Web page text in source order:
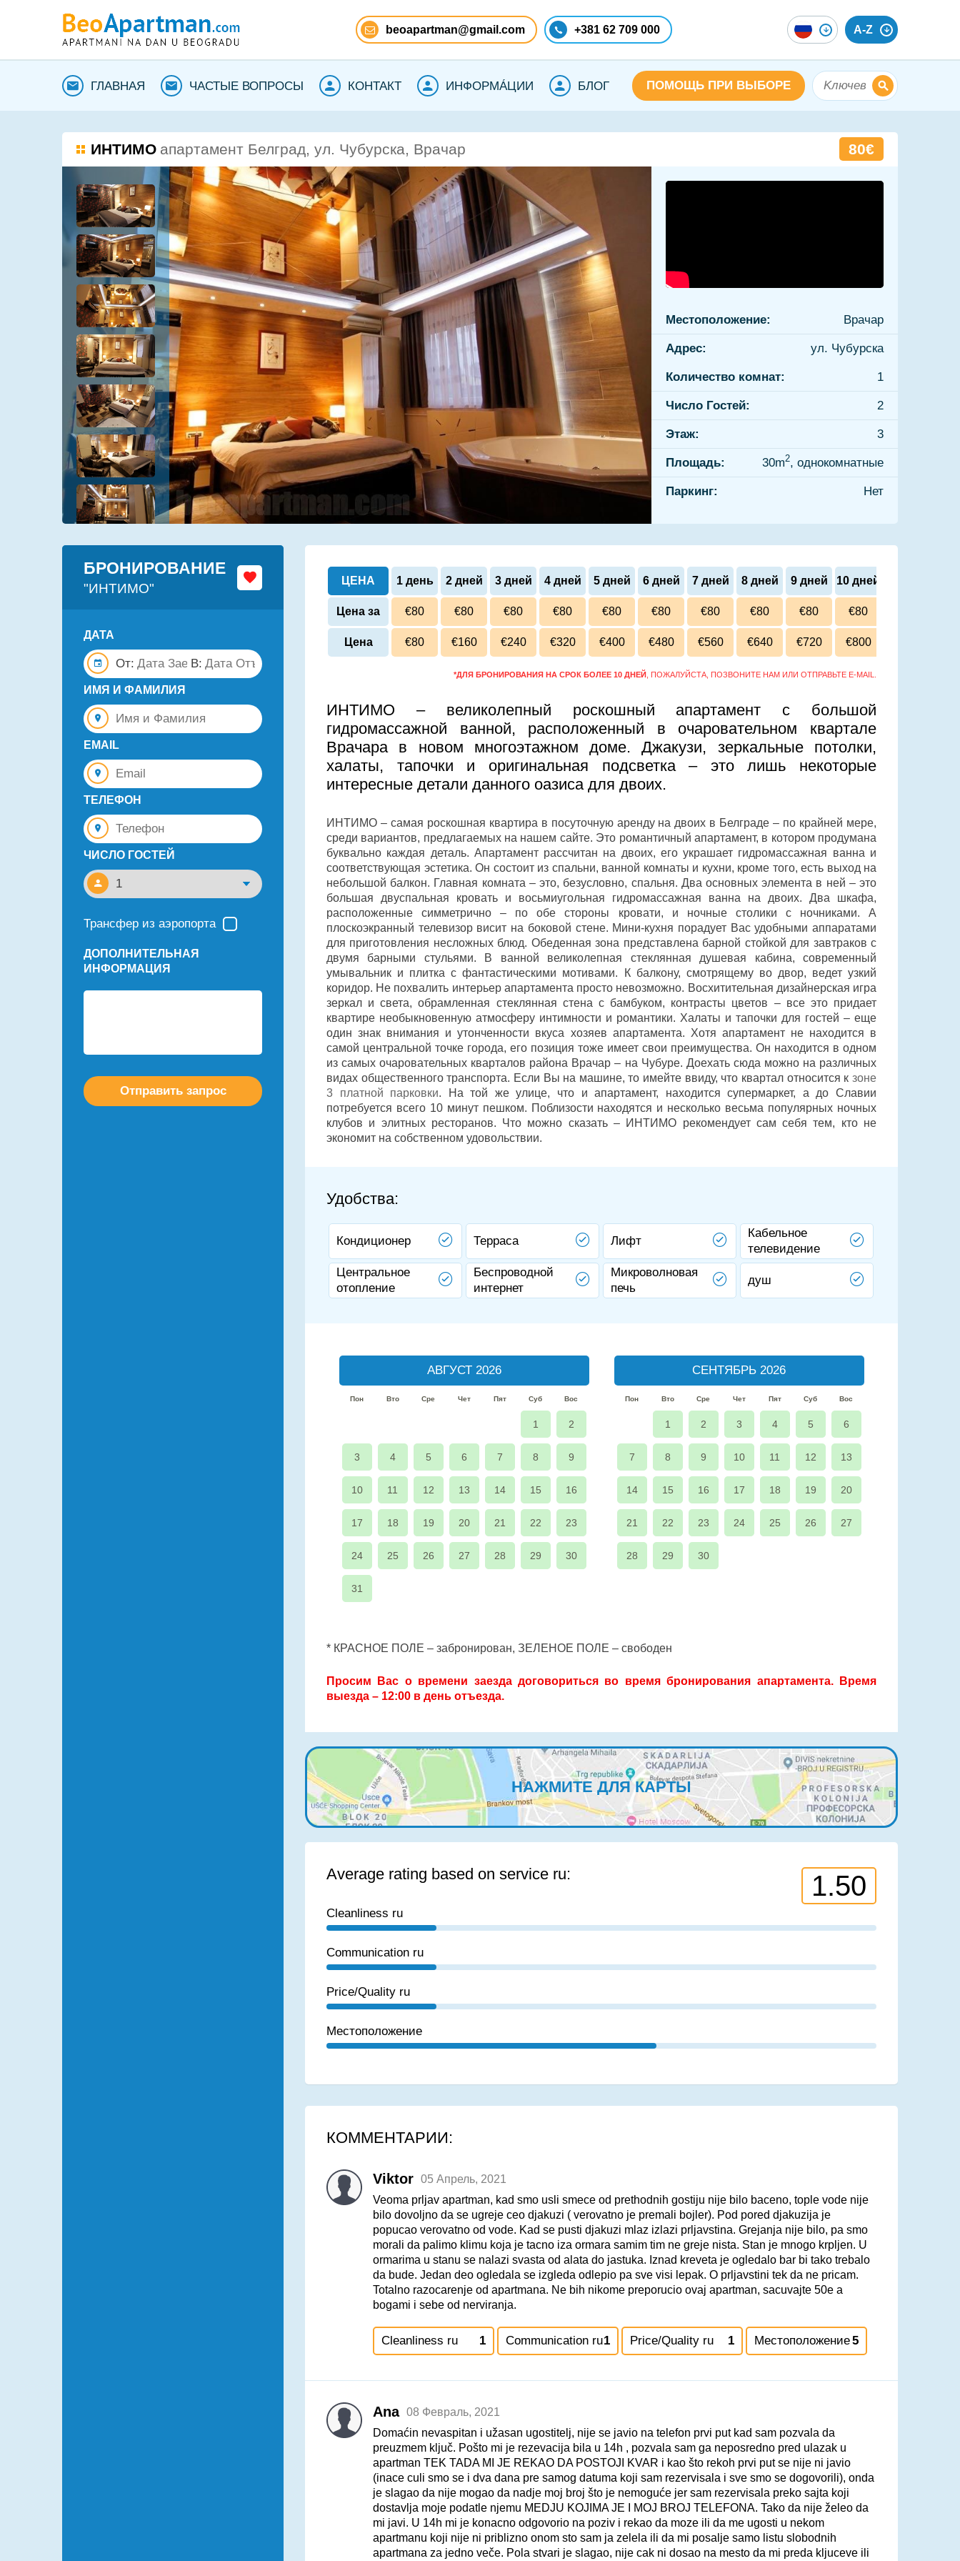
beoapartman@gmail.com +381 62 709 000 A-Z
ГЛАВНАЯ ЧАСТЫЕ ВОПРОСЫ КОНТАКТ ИНФОРМА́ЦИИ БЛОГ ПОМОЩЬ ПРИ ВЫБОРЕ
ИНТИМО апартамент Белград, ул. Чубурска, Врачар 80€
Местоположение: Врачар
Адрес: ул. Чубурска
Количество комнат: 1
Число Гостей: 2
Этаж: 3
Площадь: 30m2, однокомнатные
Паркинг: Нет
БРОНИРОВАНИЕ
"ИНТИМО"
ДАТА
От: В:
ИМЯ И ФАМИЛИЯ
EMAIL
ТЕЛЕФОН
ЧИСЛО ГОСТЕЙ
Трансфер из аэропорта
ДОПОЛНИТЕЛЬНАЯ
ИНФОРМАЦИЯ
ЦЕНА 1 день 2 дней 3 дней 4 дней 5 дней 6 дней 7 дней 8 дней 9 дней 10 дней
Цена за
сутки
€80 €80 €80 €80 €80 €80 €80 €80 €80 €80
Цена €80 €160 €240 €320 €400 €480 €560 €640 €720 €800
*ДЛЯ БРОНИРОВАНИЯ НА СРОК БОЛЕЕ 10 ДНЕЙ , ПОЖАЛУЙСТА, ПОЗВОНИТЕ НАМ ИЛИ ОТПРАВЬТЕ E-MAIL.
ИНТИМО – великолепный роскошный апартамент с большой
гидромассажной ванной, расположенный в очаровательном квартале
Врачара в новом многоэтажном доме. Джакузи, зеркальные потолки,
халаты, тапочки и оригинальная подсветка – это лишь некоторые
интересные детали данного оазиса для двоих.
ИНТИМО – самая роскошная квартира в посуточную аренду на двоих в Белграде – по крайней мере,
среди вариантов, предлагаемых на нашем сайте. Это романтичный апартамент, в котором продумана
буквально каждая деталь. Апартамент рассчитан на двоих, его украшает гидромассажная ванна и
соответствующая эстетика. Он состоит из спальни, ванной комнаты и кухни, кроме того, есть выход на
небольшой балкон. Главная комната – это, безусловно, спальня. Два основных элемента в ней – это
большая двуспальная кровать и восьмиугольная гидромассажная ванна на двоих. Два шкафа,
расположенные симметрично – по обе стороны кровати, и ночные столики с ночниками. А
плоскоэкранный телевизор висит на боковой стене. Мини-кухня порадует Вас удобными аппаратами
для приготовления несложных блюд. Обеденная зона представлена барной стойкой для завтраков с
двумя барными стульями. В ванной великолепная стеклянная душевая кабина, современный
умывальник и плитка с фантастическими мотивами. К балкону, смотрящему во двор, ведет узкий
коридор. Не похвалить интерьер апартамента просто невозможно. Восхитительная дизайнерская игра
зеркал и света, обрамленная стеклянная стена с бамбуком, контрасты цветов – все это придает
квартире необыкновенную атмосферу интимности и романтики. Халаты и тапочки для гостей – еще
один знак внимания и утонченности вкуса хозяев апартамента. Хотя апартамент не находится в
самой центральной точке города, его позиция тоже имеет свои преимущества. Он находится в одном
из самых очаровательных кварталов района Врачар – на Чубуре. Доехать сюда можно на различных
видах общественного транспорта. Если Вы на машине, то имейте ввиду, что квартал относится к зоне
3 платной парковки. На той же улице, что и апартамент, находится супермаркет, а до Славии
потребуется всего 10 минут пешком. Поблизости находятся и несколько весьма популярных ночных
клубов и элитных ресторанов. Что можно сказать – ИНТИМО рекомендует сам себя тем, кто не
экономит на собственном удовольствии.
Удобства:
Кондиционер Терраса Лифт
Кабельное
телевидение
Центральное
отопление
Беспроводной
интернет
Микроволновая
печь
душ
АВГУСТ 2026
Пон Вто Сре Чет Пят Суб Вос
1 2
3 4 5 6 7 8 9
10 11 12 13 14 15 16
17 18 19 20 21 22 23
24 25 26 27 28 29 30
31
СЕНТЯБРЬ 2026
Пон Вто Сре Чет Пят Суб Вос
1 2 3 4 5 6
7 8 9 10 11 12 13
14 15 16 17 18 19 20
21 22 23 24 25 26 27
28 29 30
* КРАСНОЕ ПОЛЕ – забронирован, ЗЕЛЕНОЕ ПОЛЕ – свободен
Просим Вас о времени заезда договориться во время бронирования апартамента. Время
выезда – 12:00 в день отъезда.
НАЖМИТЕ ДЛЯ КАРТЫ
Average rating based on service ru: 1.50
Cleanliness ru
Communication ru
Price/Quality ru
Местоположение
КОММЕНТАРИИ:
Viktor 05 Апрель, 2021
Veoma prljav apartman, kad smo usli smece od prethodnih gostiju nije bilo baceno, tople vode nije
bilo dovoljno da se ugreje ceo djakuzi ( verovatno je premali bojler). Pod pored djakuzija je
popucao verovatno od vode. Kad se pusti djakuzi mlaz izlazi prljavstina. Grejanja nije bilo, pa smo
morali da palimo klimu koja je tacno iza ormara samim tim ne greje nista. Stan je mnogo krpljen. U
ormarima u stanu se nalazi svasta od alata do jastuka. Iznad kreveta je ogledalo bar bi tako trebalo
da bude. Jedan deo ogledala se izgleda odlepio pa sve visi lepak. O prljavstini tek da ne pricam.
Totalno razocarenje od apartmana. Ne bih nikome preporucio ovaj apartman, sacuvajte 50e a
bogami i sebe od nerviranja.
Cleanliness ru 1 Communication ru1 Price/Quality ru 1 Местоположение5
Ana 08 Февраль, 2021
Domaćin nevaspitan i užasan ugostitelj, nije se javio na telefon prvi put kad sam pozvala da
preuzmem ključ. Pošto mi je rezevacija bila u 14h , pozvala sam ga neposredno pred ulazak u
apartman TEK TADA MI JE REKAO DA POSTOJI KVAR i kao što rekoh prvi put se nije ni javio
(inace culi smo se i dva dana pre samog datuma koji sam rezervisala i sve smo se dogovorili), onda
je slagao da nije mogao da nadje moj broj što je nemoguće jer sam rezervisala preko sajta koji
dostavlja moje podatle njemu MEDJU KOJIMA JE I MOJ BROJ TELEFONA. Tako da nije želeo da
mi javi. U 14h mi je konacno odgovorio na poziv i rekao da moze ili da me ugosti u nekom
apartmanu koji nije ni priblizno onom sto sam ja zelela ili da mi posalje samo listu slobodnih
apartmana za jedno veče. Pola stvari je slagao, nije cak ni dosao na mesto da mi preda kljuceve ili